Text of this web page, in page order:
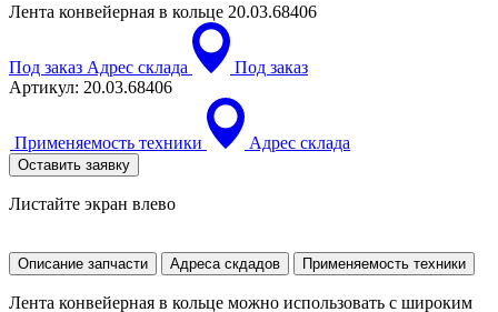
Лента конвейерная в кольце 20.03.68406
Под заказ Адрес склада
Под заказ
Артикул: 20.03.68406
Применяемость техники Адрес склада
Оставить заявку
Листайте экран влево
Описание запчасти Адреса скдадов Применяемость техники
Лента конвейерная в кольце можно использовать с широким